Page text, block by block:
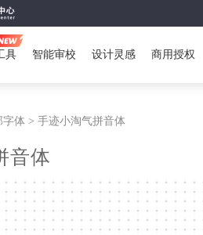
具 智能审校 设计灵感 商用授权
字体 > 手迹小淘气拼音体
音体